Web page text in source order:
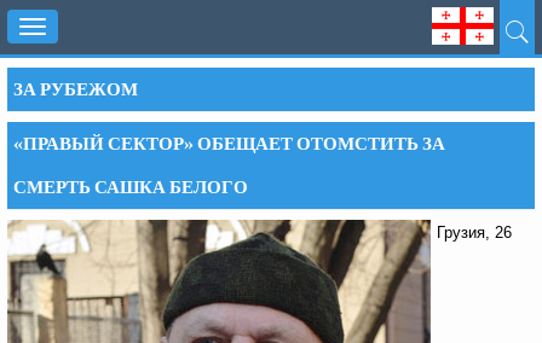
Toggle
navigation
ЗА РУБЕЖОМ
«ПРАВЫЙ СЕКТОР» ОБЕЩАЕТ ОТОМСТИТЬ ЗА
СМЕРТЬ САШКА БЕЛОГО
Грузия, 26